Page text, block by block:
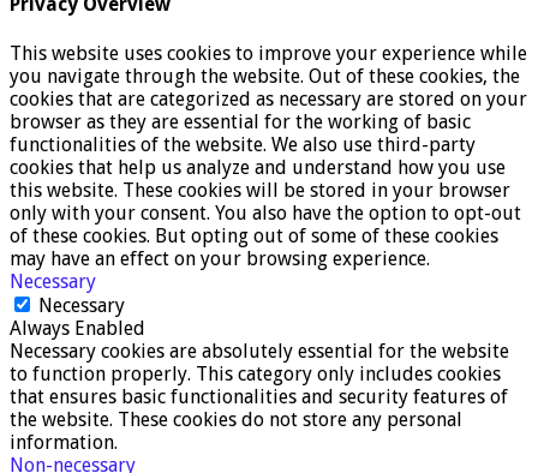
Privacy Overview
This website uses cookies to improve your experience while
you navigate through the website. Out of these cookies, the
cookies that are categorized as necessary are stored on your
browser as they are essential for the working of basic
functionalities of the website. We also use third-party
cookies that help us analyze and understand how you use
this website. These cookies will be stored in your browser
only with your consent. You also have the option to opt-out
of these cookies. But opting out of some of these cookies
may have an effect on your browsing experience.
Necessary
Necessary
Always Enabled
Necessary cookies are absolutely essential for the website
to function properly. This category only includes cookies
that ensures basic functionalities and security features of
the website. These cookies do not store any personal
information.
Non-necessary